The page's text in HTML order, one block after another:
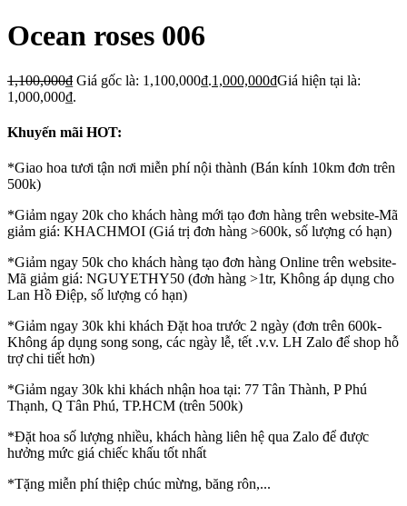
Ocean roses 006
1,100,000₫ Giá gốc là: 1,100,000₫.1,000,000₫Giá hiện tại là:
1,000,000₫.
Khuyến mãi HOT:
*Giao hoa tươi tận nơi miễn phí nội thành (Bán kính 10km đơn trên
500k)
*Giảm ngay 20k cho khách hàng mới tạo đơn hàng trên website-Mã
giảm giá: KHACHMOI (Giá trị đơn hàng >600k, số lượng có hạn)
*Giảm ngay 50k cho khách hàng tạo đơn hàng Online trên website-
Mã giảm giá: NGUYETHY50 (đơn hàng >1tr, Không áp dụng cho
Lan Hồ Điệp, số lượng có hạn)
*Giảm ngay 30k khi khách Đặt hoa trước 2 ngày (đơn trên 600k-
Không áp dụng song song, các ngày lễ, tết .v.v. LH Zalo để shop hỗ
trợ chi tiết hơn)
*Giảm ngay 30k khi khách nhận hoa tại: 77 Tân Thành, P Phú
Thạnh, Q Tân Phú, TP.HCM (trên 500k)
*Đặt hoa số lượng nhiều, khách hàng liên hệ qua Zalo để được
hưởng mức giá chiếc khấu tốt nhất
*Tặng miễn phí thiệp chúc mừng, băng rôn,...